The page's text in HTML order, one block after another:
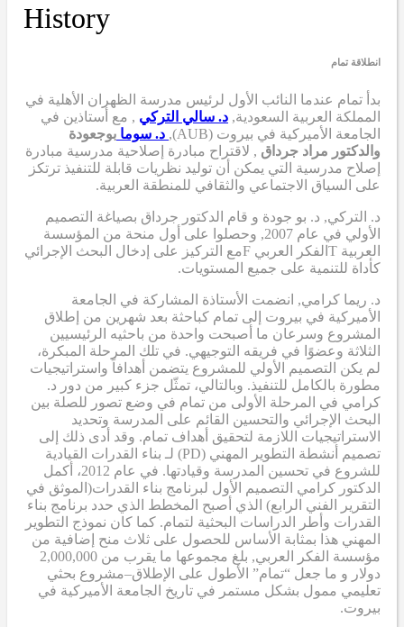
History
انطلاقة تمام
بدأ تمام عندما النائب الأول لرئيس مدرسة الظهران الأهلية في
المملكة العربية السعودية, د. سالي التركي , مع أستاذين في
الجامعة الأميركية في بيروت (AUB),
د. سوما بوجعودة
والدكتور مراد جرداق , لاقتراح مبادرة إصلاحية مدرسية مبادرة
إصلاح مدرسية التي يمكن أن توليد نظريات قابلة للتنفيذ ترتكز
على السياق الاجتماعي والثقافي للمنطقة العربية.
د. التركي, د. بو جودة و قام الدكتور جرداق بصياغة التصميم
الأولي في عام 2007,
وحصلوا على أول منحة من المؤسسة
العربية T الفكر العربي Fمع التركيز على إدخال البحث الإجرائي
كأداة للتنمية على جميع المستويات.
د. ريما كرامي, انضمت الأستاذة المشاركة في الجامعة
الأميركية في بيروت إلى تمام كباحثة بعد شهرين من إطلاق
المشروع وسرعان ما أصبحت واحدة من باحثيه الرئيسيين
الثلاثة وعضوًا في فريقه التوجيهي. في تلك المرحلة المبكرة،
لم يكن التصميم الأولي للمشروع يتضمن أهدافاً واستراتيجيات
مطورة بالكامل للتنفيذ. وبالتالي، تمثّل جزء كبير من دور د.
كرامي في المرحلة الأولى من تمام في وضع تصور للصلة بين
البحث الإجرائي والتحسين القائم على المدرسة وتحديد
الاستراتيجيات اللازمة لتحقيق أهداف تمام. وقد أدى ذلك إلى
تصميم أنشطة التطوير المهني (PD)
لـ بناء القدرات القيادية
للشروع في تحسين المدرسة وقيادتها. في عام 2012، أكمل
الدكتور كرامي التصميم الأول لبرنامج بناء القدرات(الموثق في
التقرير الفني الرابع) الذي أصبح المخطط الذي حدد برنامج بناء
القدرات وأطر الدراسات البحثية لتمام. كما كان نموذج التطوير
المهني هذا بمثابة الأساس للحصول على ثلاث منح إضافية من
مؤسسة الفكر العربي,
بلغ مجموعها ما يقرب من 2,000,000
دولار و ما جعل “تمام” الأطول على الإطلاق–مشروع بحثي
تعليمي ممول بشكل مستمر في تاريخ الجامعة الأميركية في
بيروت.